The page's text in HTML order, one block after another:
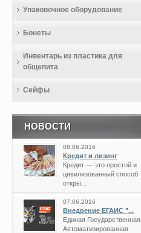
Упаковочное оборудование
Бонеты
Инвентарь из пластика для
общепита
Сейфы
НОВОСТИ
08.06.2016
Кредит и лизинг
Кредит — это простой и
цивилизованный способ
откры...
07.06.2016
Внедрение ЕГАИС "...
Единая Государственная
Автоматизированная